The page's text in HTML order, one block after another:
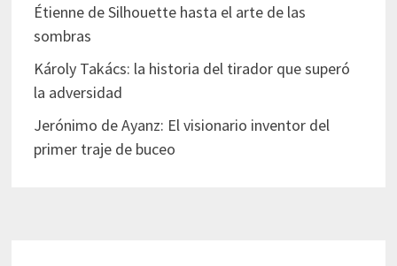
Étienne de Silhouette hasta el arte de las
sombras
Károly Takács: la historia del tirador que superó
la adversidad
Jerónimo de Ayanz: El visionario inventor del
primer traje de buceo